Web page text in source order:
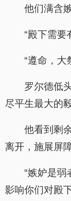
他们满含
“殿下需要
“遵命，大
罗尔德低
尽平生最大的
他看到剩
离开，施展屏
“嫉妒是弱
影响你们对殿